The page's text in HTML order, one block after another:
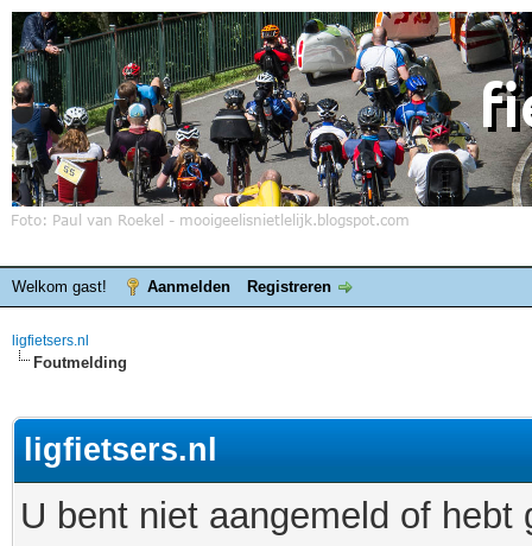
Welkom gast! Aanmelden Registreren
ligfietsers.nl
Foutmelding
ligfietsers.nl
U bent niet aangemeld of